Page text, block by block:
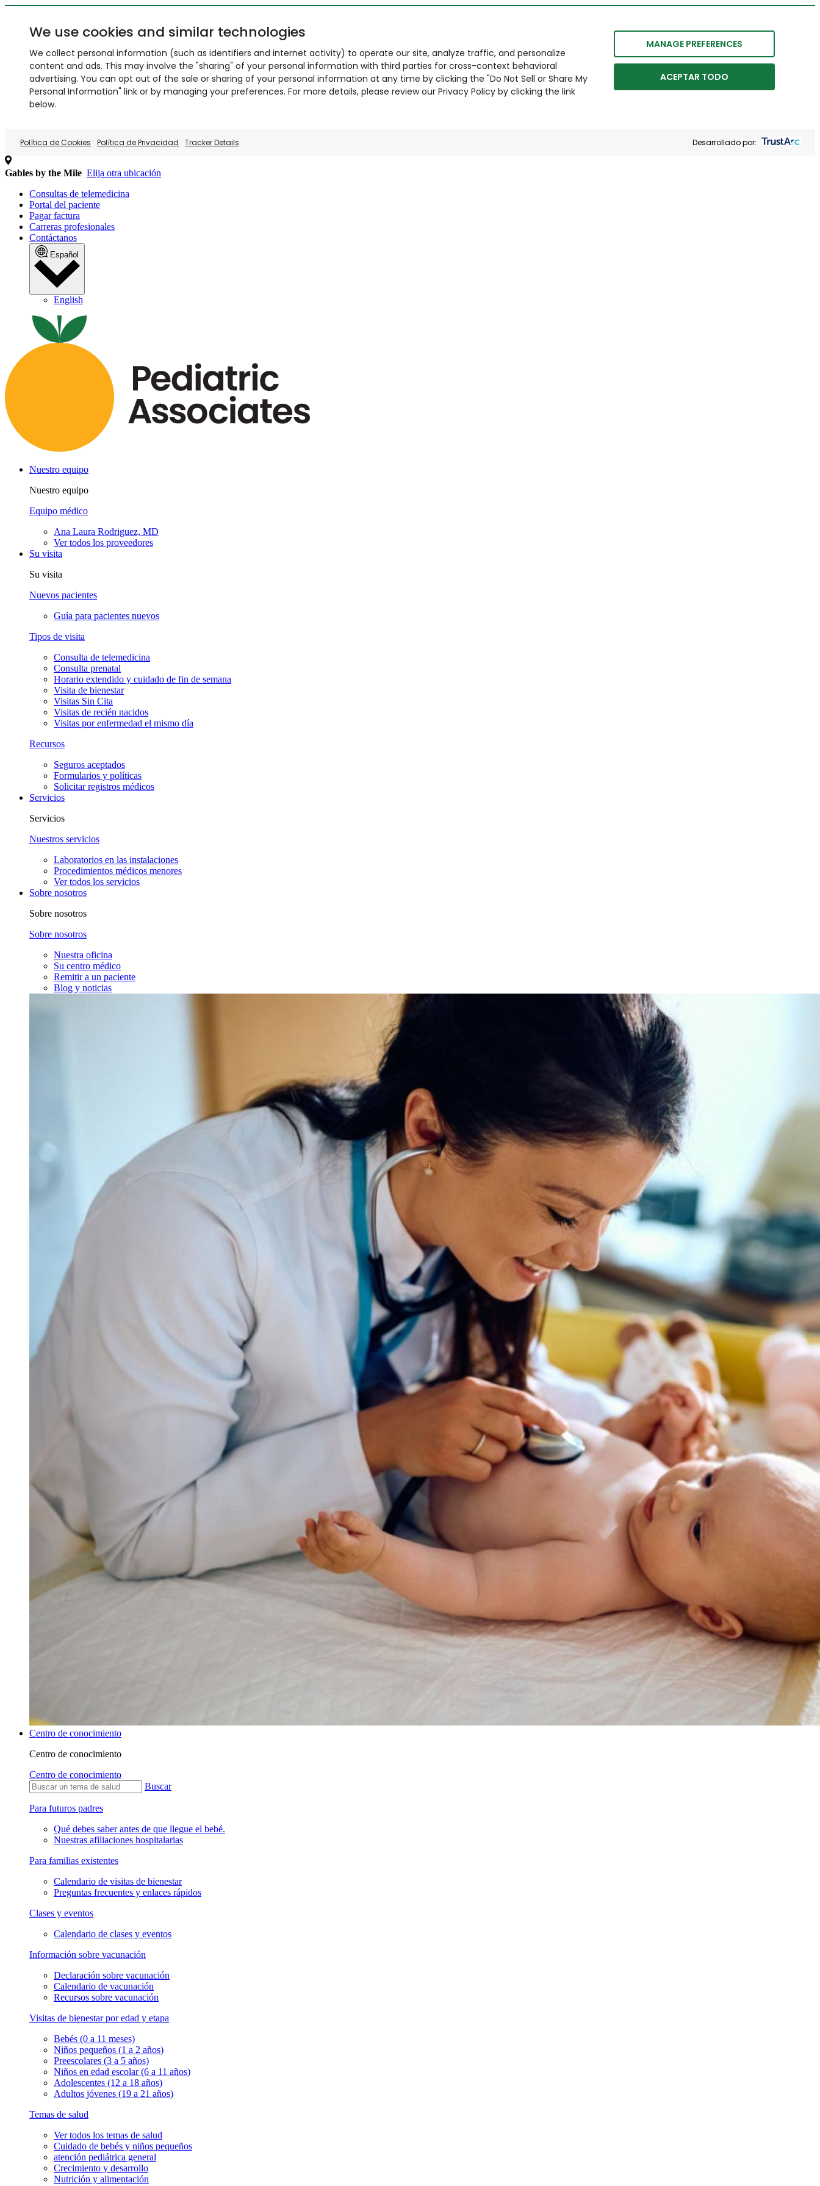
We use cookies and similar technologies
We collect personal information (such as identifiers and internet activity) to operate our site, analyze traffic, and personalize
content and ads. This may involve the "sharing" of your personal information with third parties for cross-context behavioral
advertising. You can opt out of the sale or sharing of your personal information at any time by clicking the "Do Not Sell or Share My
Personal Information" link or by managing your preferences. For more details, please review our Privacy Policy by clicking the link
below.
MANAGE PREFERENCES
ACEPTAR TODO
Política de Cookies Política de Privacidad Tracker Details Desarrollado por:
Gables by the Mile Elija otra ubicación
Consultas de telemedicina
Portal del paciente
Pagar factura
Carreras profesionales
Contáctanos
Español
English
Nuestro equipo
Nuestro equipo
Equipo médico
Ana Laura Rodriguez, MD
Ver todos los proveedores
Su visita
Su visita
Nuevos pacientes
Guía para pacientes nuevos
Tipos de visita
Consulta de telemedicina
Consulta prenatal
Horario extendido y cuidado de fin de semana
Visita de bienestar
Visitas Sin Cita
Visitas de recién nacidos
Visitas por enfermedad el mismo día
Recursos
Seguros aceptados
Formularios y políticas
Solicitar registros médicos
Servicios
Servicios
Nuestros servicios
Laboratorios en las instalaciones
Procedimientos médicos menores
Ver todos los servicios
Sobre nosotros
Sobre nosotros
Sobre nosotros
Nuestra oficina
Su centro médico
Remitir a un paciente
Blog y noticias
Centro de conocimiento
Centro de conocimiento
Centro de conocimiento
Buscar
Para futuros padres
Qué debes saber antes de que llegue el bebé.
Nuestras afiliaciones hospitalarias
Para familias existentes
Calendario de visitas de bienestar
Preguntas frecuentes y enlaces rápidos
Clases y eventos
Calendario de clases y eventos
Información sobre vacunación
Declaración sobre vacunación
Calendario de vacunación
Recursos sobre vacunación
Visitas de bienestar por edad y etapa
Bebés (0 a 11 meses)
Niños pequeños (1 a 2 años)
Preescolares (3 a 5 años)
Niños en edad escolar (6 a 11 años)
Adolescentes (12 a 18 años)
Adultos jóvenes (19 a 21 años)
Temas de salud
Ver todos los temas de salud
Cuidado de bebés y niños pequeños
atención pediátrica general
Crecimiento y desarrollo
Nutrición y alimentación